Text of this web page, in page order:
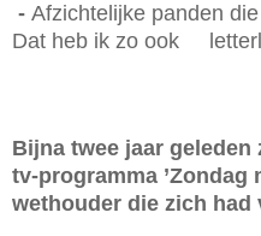
- Afzichtelijke panden
Dat heb ik zo ook
Bijna twee jaar
tv-programma ’Zondag
wethouder die zich had